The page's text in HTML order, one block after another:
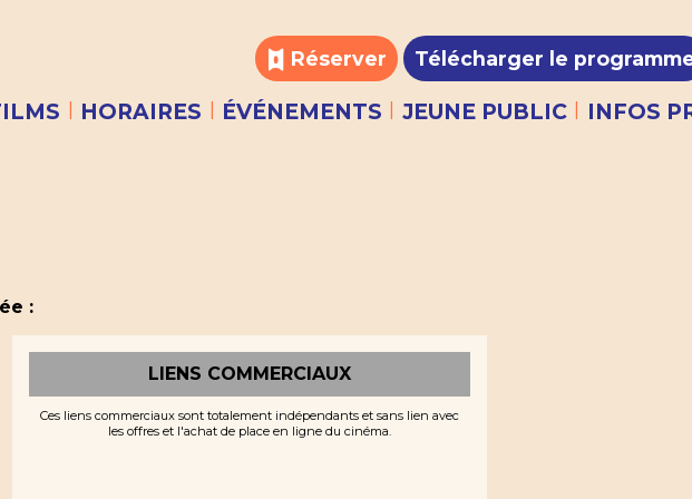
Réserver Télécharger le
| HORAIRES | ÉVÉNEMENTS | JEUNE PUBLIC | INFOS
:
LIENS COMMERCIAUX
Ces liens commerciaux sont totalement indépendants et sans lien avec
les offres et l'achat de place en ligne du cinéma.